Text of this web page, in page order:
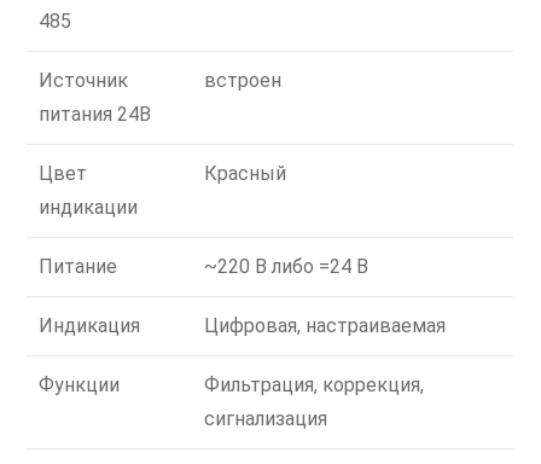
485
Источник
питания 24В
встроен
Цвет
индикации
Красный
Питание ~220 В либо =24 В
Индикация Цифровая, настраиваемая
Функции
Фильтрация, коррекция,
сигнализация